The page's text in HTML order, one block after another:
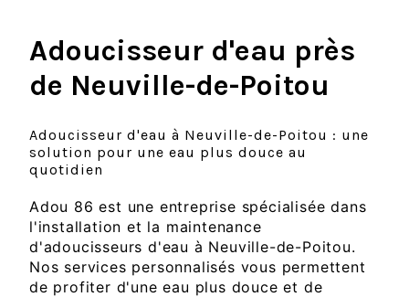
Adoucisseur d'eau près
de Neuville-de-Poitou
Adoucisseur d'eau à Neuville-de-Poitou : une
solution pour une eau plus douce au
quotidien
Adou 86 est une entreprise spécialisée dans
l'installation et la maintenance
d'adoucisseurs d'eau à Neuville-de-Poitou.
Nos services personnalisés vous permettent
de profiter d'une eau plus douce et de